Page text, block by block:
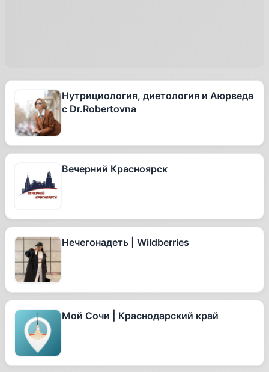
Нутрициология, диетология и Аюрведа
с Dr.Robertovna
Вечерний Красноярск
Нечегонадеть | Wildberries
Мой Сочи | Краснодарский край